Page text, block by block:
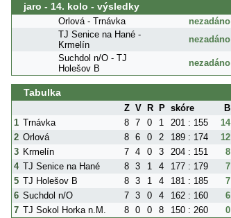
jaro - 14. kolo - výsledky
Orlová - Trnávka
nezadáno
TJ Senice na Hané -
Krmelín
nezadáno
Suchdol n/O - TJ
Holešov B
nezadáno
Tabulka
Z V R P skóre
B
1 Trnávka 8 7 0 1 201 : 155
14
2 Orlová 8 6 0 2 189 : 174
12
3 Krmelín 7 4 0 3 204 : 151
8
4 TJ Senice na Hané 8 3 1 4 177 : 179
7
5 TJ Holešov B 8 3 1 4 181 : 185
7
6 Suchdol n/O 7 3 0 4 162 : 160
6
7 TJ Sokol Horka n.M. 8 0 0 8 150 : 260 0